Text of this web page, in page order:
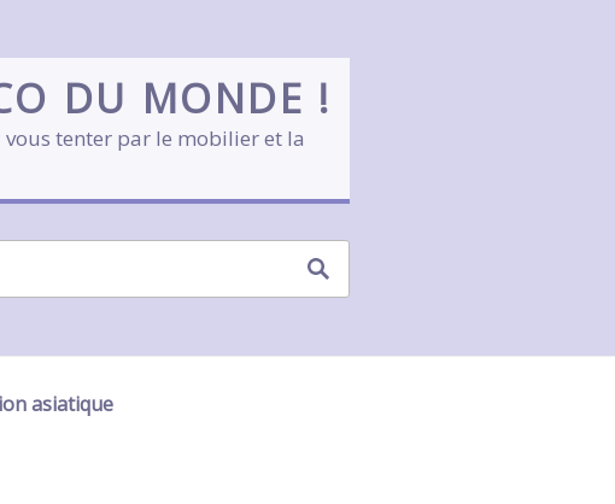
DU MONDE !
tenter par le mobilier et la
asiatique